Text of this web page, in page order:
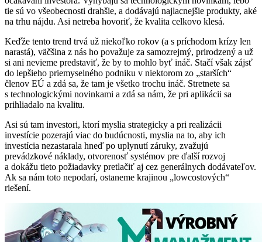
tie sú vo všeobecnosti drahšie, a dodávajú najlacnejšie produkty, aké
na trhu nájdu. Asi netreba hovoriť, že kvalita celkovo klesá.
Keďže tento trend trvá už niekoľko rokov (a s príchodom krízy len
narastá), väčšina z nás ho považuje za samozrejmý, prirodzený a už
si ani nevieme predstaviť, že by to mohlo byť ináč. Stačí však zájsť
do lepšieho priemyselného podniku v niektorom zo „starších“
členov EÚ a zdá sa, že tam je všetko trochu ináč. Stretnete sa
s technologickými novinkami a zdá sa nám, že pri aplikácii sa
prihliadalo na kvalitu.
Asi sú tam investori, ktorí myslia strategicky a pri realizácii
investície pozerajú viac do budúcnosti, myslia na to, aby ich
investícia nezastarala hneď po uplynutí záruky, zvažujú
prevádzkové náklady, otvorenosť systémov pre ďalší rozvoj
a dokážu tieto požiadavky pretlačiť aj cez generálnych dodávateľov.
Ak sa nám toto nepodarí, ostaneme krajinou „lowcostových“
riešení.